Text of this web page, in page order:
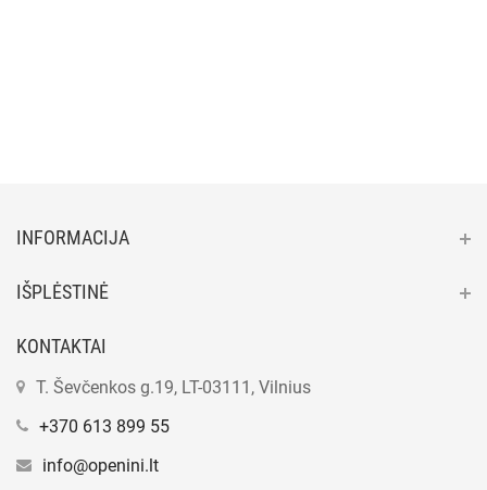
INFORMACIJA
IŠPLĖSTINĖ
KONTAKTAI
T. Ševčenkos g.19, LT-03111, Vilnius
+370 613 899 55
info@openini.lt